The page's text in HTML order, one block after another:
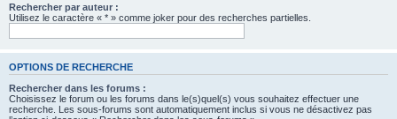
Rechercher par auteur :
Utilisez le caractère « * » comme joker pour des recherches partielles.
OPTIONS DE RECHERCHE
Rechercher dans les forums :
Choisissez le forum ou les forums dans le(s)quel(s) vous souhaitez effectuer une
recherche. Les sous-forums sont automatiquement inclus si vous ne désactivez pas